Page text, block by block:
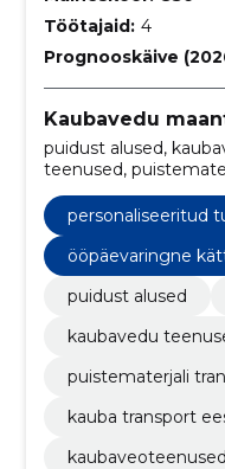
Töötajaid: 4
Prognooskäive
Kaubavedu
puidust alused,
teenused,
Kauba transport
kaubaveoteenused
Eestis, materjalide
personaliseeritud
ööpäevaringne
puidust alused
kaubavedu
puistematerjali
kauba transport